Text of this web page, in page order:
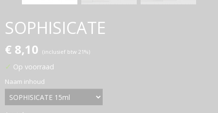
SOPHISICATE
€ 8,10 (inclusief btw 21%)
✓ Op voorraad
Naam inhoud